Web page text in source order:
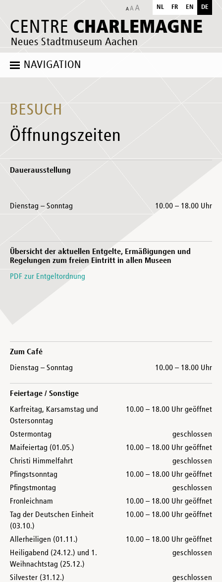
CENTRE CHARLEMAGNE
Neues Stadtmuseum Aachen
NL FR EN DE
NAVIGATION
BESUCH
Öffnungszeiten
Dauerausstellung
Dienstag – Sonntag 10.00 – 18.00 Uhr
Übersicht der aktuellen Entgelte, Ermäßigungen und
Regelungen zum freien Eintritt in allen Museen
PDF zur Entgeltordnung
Zum Café
Dienstag – Sonntag
10.00 – 18.00 Uhr
Feiertage / Sonstige
Karfreitag, Karsamstag und
Ostersonntag
10.00 – 18.00 Uhr geöffnet
Ostermontag
geschlossen
Maifeiertag (01.05.)
10.00 – 18.00 Uhr geöffnet
Christi Himmelfahrt
geschlossen
Pfingstsonntag
10.00 – 18.00 Uhr geöffnet
Pfingstmontag
geschlossen
Fronleichnam
10.00 – 18.00 Uhr geöffnet
Tag der Deutschen Einheit
(03.10.)
10.00 – 18.00 Uhr geöffnet
Allerheiligen (01.11.)
10.00 – 18.00 Uhr geöffnet
Heiligabend (24.12.) und 1.
Weihnachtstag (25.12.)
geschlossen
Silvester (31.12.)
geschlossen